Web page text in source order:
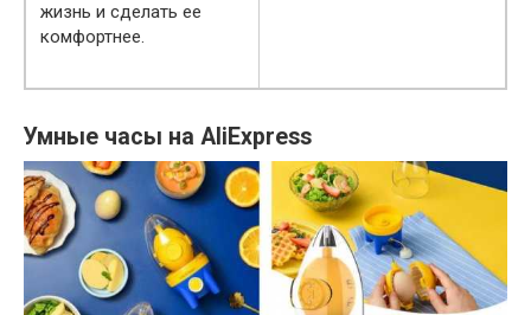
жизнь и сделать ее
комфортнее.
Умные часы на AliExpress